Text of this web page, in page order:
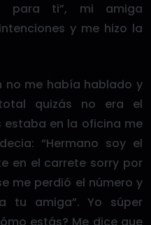
para ti”, mi amiga
y me hizo la
no me había hablado y
quizás no era el
estaba en la oficina me
“Hermano soy el
en el carrete sorry por
me perdió el número y
tu amiga”. Yo súper